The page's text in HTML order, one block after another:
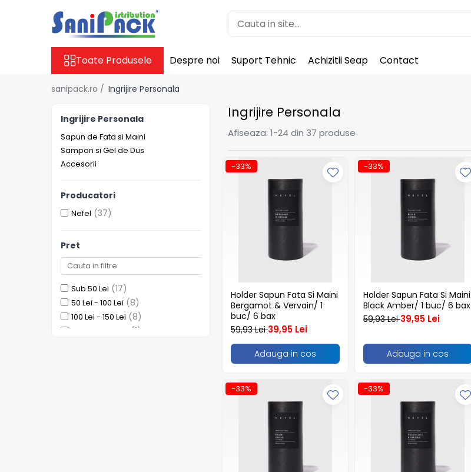
Toate Produsele
Produse de Curatenie
Detergenti pentru Rufe
Dozare Manuala
Detergenti pentru Vase
Spalare Automata
Detergenti Degresanti
Detergenti Dezincrustanti
Detergenti Dezinfectanti
Detergenti Universali
Produse pentru Piscina
Detergenti Ultra-Concentrati
Ambalaje si Consumabile
Toate Produsele Despre noi Suport Tehnic Achizitii Seap Contact
sanipack.ro / Ingrijire Personala
Ingrijire Personala
Ingrijire Personala
Sapun de Fata si Maini
Sampon si Gel de Dus
Accesorii
Producatori
Nefel (37)
Pret
Sub 50 Lei (17)
50 Lei - 100 Lei (8)
100 Lei - 150 Lei (8)
(1)
Afiseaza: 1-24 din 37 produse
-33%
Holder Sapun Fata Si Maini
Bergamot & Vervain/ 1
buc/ 6 bax
59,93 Lei39,95 Lei
Adauga in cos
-33%
Holder Sapun Fata Si Maini
Black Amber/ 1 buc/ 6 bax
59,93 Lei39,95 Lei
Adauga in cos
-33% -33%